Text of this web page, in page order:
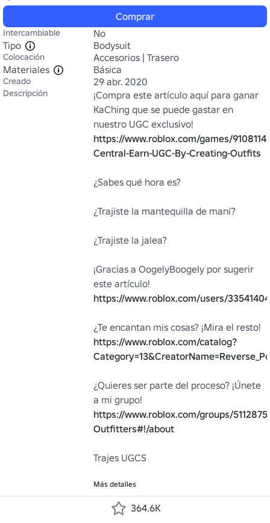
Comprar
Intercambiable
No
Tipo
Bodysuit
Colocación
Accesorios | Trasero
Materiales
Básica
Creado 29 abr. 2020
Descripción
¡Compra este artículo aquí para ganar
KaChing que se puede gastar en
https://www.roblox.com/games/
Central-Earn-UGC-By-Creating-Outfits
¿Sabes qué hora es?
¿Trajiste la mantequilla de maní?
¿Trajiste la jalea?
¡Gracias a OogelyBoogeIy por sugerir
https://www.roblox.com/users/
https://www.roblox.com/catalog?
¿Quieres ser parte del proceso? ¡Únete
https://www.roblox.com/groups/
Outfitters#!/about
Trajes UGCS
Más detalles
364.6K